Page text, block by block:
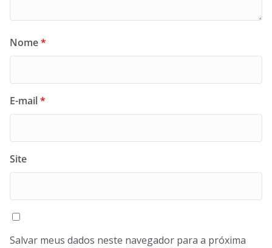
Nome*
E-mail*
Site
Salvar meus dados neste navegador para a próxima